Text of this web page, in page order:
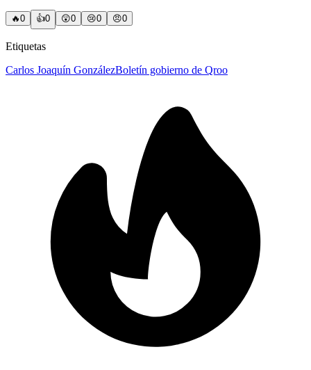
🔥0 👍0 😲0 😢0 😠0
Etiquetas
Carlos Joaquín GonzálezBoletín gobierno de Qroo